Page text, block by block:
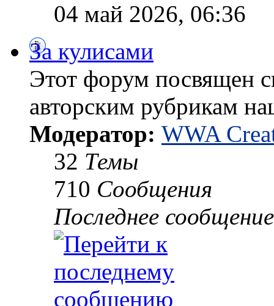
04 май 2026, 06:36
За кулисами
Этот форум посвящен
авторским рубрикам
Модератор: WWA
32 Темы
710 Сообщения
Последнее сообщение